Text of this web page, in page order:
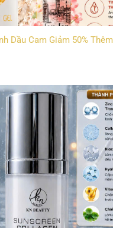
Dầu Cam Giảm 50%